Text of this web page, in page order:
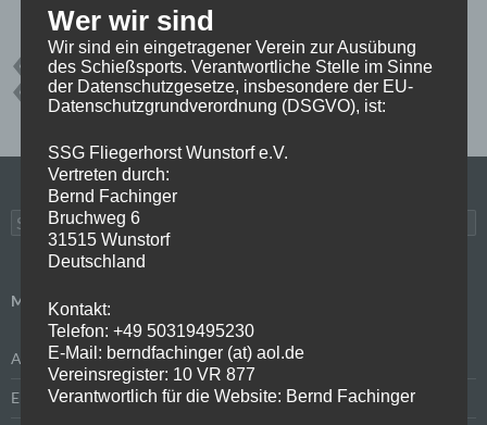
2022 BOKELOH ERGEBNISSE
VEREINSMEISTERSCHAFT
VM
WETTKÄMPFE
Suchen
nach:
META
Anmelden
Eintrags-Feed
Wer wir sind
Wir sind ein eingetragener Verein zur Ausübung
des Schießsports. Verantwortliche Stelle im Sinne
der Datenschutzgesetze, insbesondere der EU-
Datenschutzgrundverordnung (DSGVO), ist:
SSG Fliegerhorst Wunstorf e.V.
Vertreten durch:
Bernd Fachinger
Bruchweg 6
31515 Wunstorf
Deutschland
Kontakt:
Telefon: +49 50319495230
E-Mail: berndfachinger (at) aol.de
Vereinsregister: 10 VR 877
Verantwortlich für die Website: Bernd Fachinger